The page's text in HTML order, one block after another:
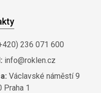
236 071 600
info@roklen.cz
Václavské náměstí 9
Praha 1